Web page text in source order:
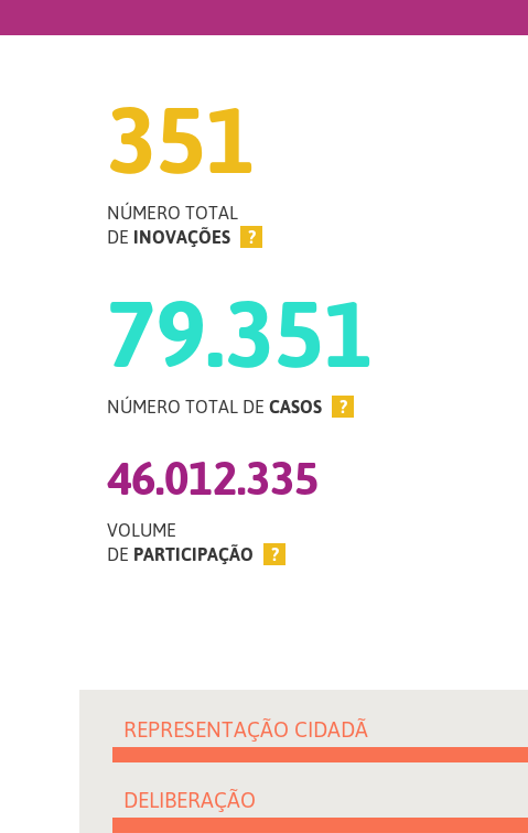
351
NÚMERO TOTAL
DE INOVAÇÕES ?
79.351
NÚMERO TOTAL DE CASOS ?
46.012.335
VOLUME
DE PARTICIPAÇÃO ?
REPRESENTAÇÃO CIDADÃ
DELIBERAÇÃO